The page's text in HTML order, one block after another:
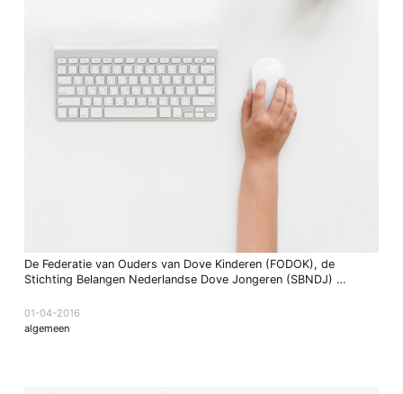
De Federatie van Ouders van Dove Kinderen (FODOK), de
Stichting Belangen Nederlandse Dove Jongeren (SBNDJ) …
01-04-2016
algemeen